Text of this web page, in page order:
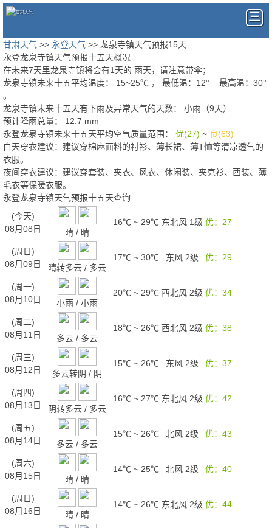
甘肃天气 >> 永登天气 >> 龙泉寺镇天气预报15天
永登龙泉寺镇天气预报十五天概况
在未来7天里龙泉寺镇将会有1天的 雨天，请注意带伞；
龙泉寺镇未来十五平均温度： 15~25℃ ， 最低温： 12° 最高温： 30°
。
龙泉寺镇未来十五天有下雨及异常天气的天数： 小雨（9天）
预计降雨总量：
12.7 mm
永登龙泉寺镇未来十五天平均空气质量范围： 优(27) ~ 良(63)
白天穿衣建议： 建议穿棉麻面料的衬衫、薄长裙、薄T恤等清凉透气的
衣服。
夜间穿衣建议： 建议穿套装、夹衣、风衣、休闲装、夹克衫、西装、薄
毛衣等保暖衣服。
永登龙泉寺镇天气预报十五天查询
(今天)
08月08日
晴 / 晴
16℃ ~ 29℃ 东北风 1级 优：27
(周日)
08月09日
晴转多云 / 多云
17℃ ~ 30℃ 东风 2级 优：29
(周一)
08月10日
小雨 / 小雨
20℃ ~ 29℃ 西北风 2级 优：34
(周二)
08月11日
多云 / 多云
18℃ ~ 26℃ 西北风 2级 优：38
(周三)
08月12日
多云转阴 / 阴
15℃ ~ 26℃ 东风 2级 优：37
(周四)
08月13日
阴转多云 / 多云
16℃ ~ 27℃ 东北风 2级 优：42
(周五)
08月14日
多云 / 多云
15℃ ~ 26℃ 北风 2级 优：43
(周六)
08月15日
晴 / 晴
14℃ ~ 25℃ 北风 2级 优：40
(周日)
08月16日
晴 / 晴
14℃ ~ 26℃ 东北风 2级 优：44